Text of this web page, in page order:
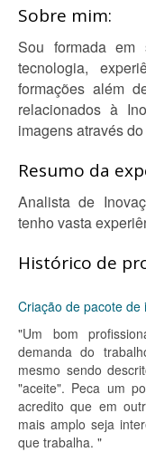
Sobre mim:
Sou formada em
tecnologia,
formações além
relacionados à
imagens através
Resumo da
Analista de
tenho vasta
Histórico de
Criação de pacote
"Um bom
demanda do
mesmo sendo
"aceite". Peca um
acredito que em
mais amplo seja
que trabalha. "